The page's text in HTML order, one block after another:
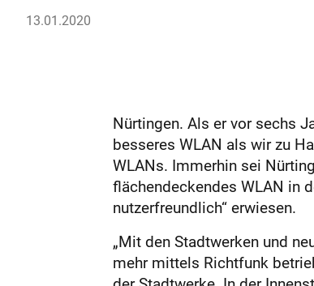
13.01.2020
Nürtingen. Als er vor sechs
besseres WLAN als wir zu
WLANs. Immerhin sei
flächendeckendes WLAN in
nutzerfreundlich“ erwiesen.
„Mit den Stadtwerken und
mehr mittels Richtfunk